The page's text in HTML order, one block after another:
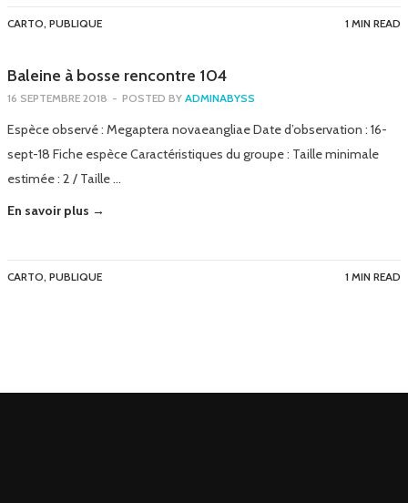
CARTO, PUBLIQUE 1 MIN READ
Baleine à bosse rencontre 104
16 SEPTEMBRE 2018 - POSTED BY ADMINABYSS
Espèce observé : Megaptera novaeangliae Date d’observation : 16-
sept-18 Fiche espèce Caractéristiques du groupe : Taille minimale
estimée : 2 / Taille …
En savoir plus →
CARTO, PUBLIQUE 1 MIN READ